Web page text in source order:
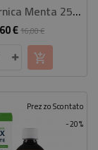
Cretata Arnica Menta 250 Ml
€Prezzo
base
16,00 €Prezzo
-20%
Prezzo Scontato